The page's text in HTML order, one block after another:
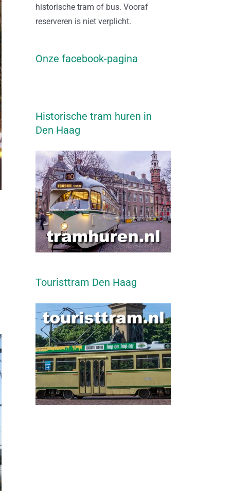
historische tram of bus. Vooraf
reserveren is niet verplicht.
Onze facebook-pagina
Historische tram huren in
Den Haag
Touristtram Den Haag